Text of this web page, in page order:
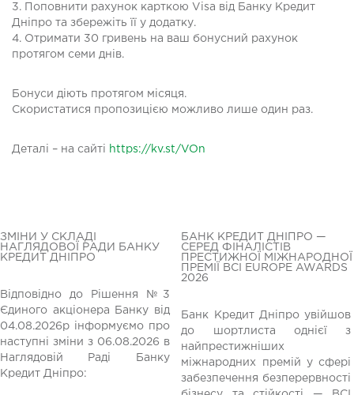
3. Поповнити рахунок карткою Visa від Банку Кредит
Дніпро та збережіть її у додатку.
4. Отримати 30 гривень на ваш бонусний рахунок
протягом семи днів.
Бонуси діють протягом місяця.
Скористатися пропозицією можливо лише один раз.
Деталі – на сайті https://kv.st/VOn
ЗМІНИ У СКЛАДІ
НАГЛЯДОВОЇ РАДИ БАНКУ
КРЕДИТ ДНІПРО
Відповідно до Рішення №3
Єдиного акціонера Банку від
04.08.2026р інформуємо про
наступні зміни з 06.08.2026 в
Наглядовій Раді Банку
Кредит Дніпро:
БАНК КРЕДИТ ДНІПРО —
СЕРЕД ФІНАЛІСТІВ
ПРЕСТИЖНОЇ МІЖНАРОДНОЇ
ПРЕМІЇ BCI EUROPE AWARDS
2026
Банк Кредит Дніпро увійшов
до шортлиста однієї з
найпрестижніших
міжнародних премій у сфері
забезпечення безперервності